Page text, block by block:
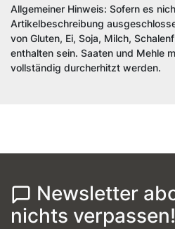
Allgemeiner Hinweis: Sofern es
Artikelbeschreibung
von Gluten, Ei, Soja, Milch,
enthalten sein. Saaten und Mehle
vollständig durcherhitzt werden.
Newsletter
nichts verpassen!